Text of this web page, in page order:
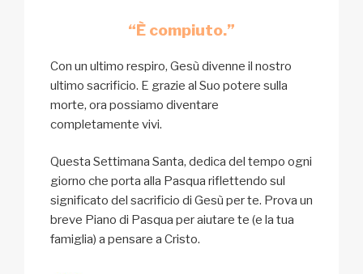
“È compiuto.”
Con un ultimo respiro, Gesù divenne il nostro
ultimo sacrificio. E grazie al Suo potere sulla
morte, ora possiamo diventare
completamente vivi.
Questa Settimana Santa, dedica del tempo ogni
giorno che porta alla Pasqua riflettendo sul
significato del sacrificio di Gesù per te. Prova un
breve Piano di Pasqua per aiutare te (e la tua
famiglia) a pensare a Cristo.